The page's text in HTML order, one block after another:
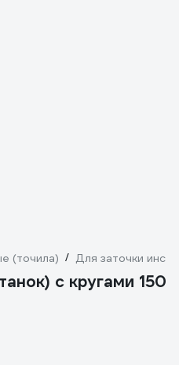
(точила) / Для заточки
с кругами 150